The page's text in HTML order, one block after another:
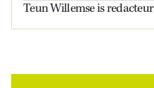
Teun Willemse is